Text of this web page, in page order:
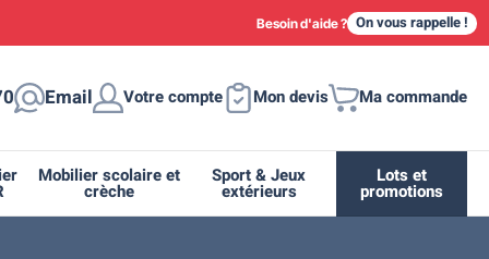
Besoin d'aide ? On vous rappelle !
Email Votre compte Mon devis Ma commande
Mobilier scolaire et
crèche
Sport & Jeux
extérieurs
Lots et
promotions